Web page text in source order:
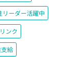
リーダー活躍中
ンク
給